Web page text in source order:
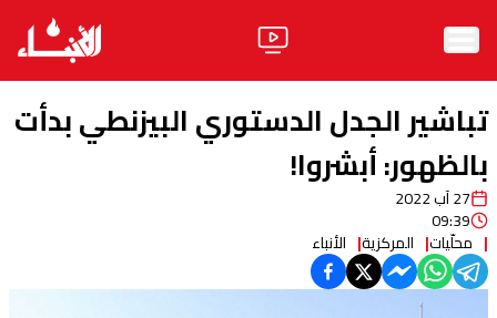
الرئيسية
الأخبار
آراء
فيديو
مواقف
تباشير الجدل الدستوري البيزنطي بدأت
بالظهور: أبشروا!
27 آب 2022
09:39
محلّيات المركزية الأنباء